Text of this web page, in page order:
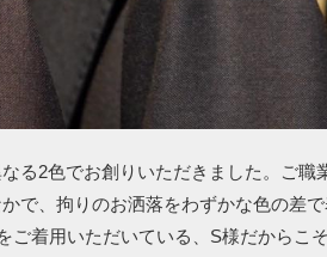
る2色でお創りいただきました。ご職
で、拘りのお洒落をわずかな色の差
ご着用いただいている、S様だからこ